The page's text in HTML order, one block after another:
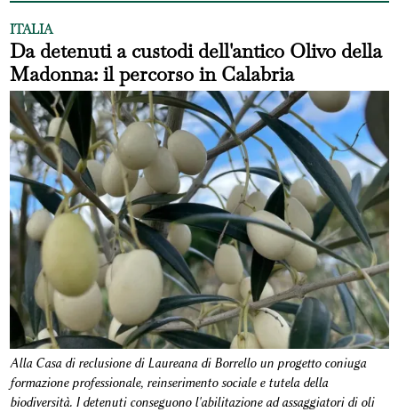
ITALIA
Da detenuti a custodi dell'antico Olivo della
Madonna: il percorso in Calabria
Alla Casa di reclusione di Laureana di Borrello un progetto coniuga
formazione professionale, reinserimento sociale e tutela della
biodiversità. I detenuti conseguono l'abilitazione ad assaggiatori di oli